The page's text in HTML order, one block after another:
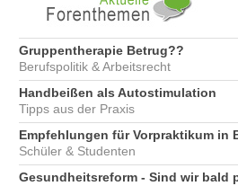
Gruppentherapie Betrug??
Berufspolitik & Arbeitsrecht
Handbeißen als Autostimulation
Tipps aus der Praxis
Empfehlungen für Vorpraktikum in
Schüler & Studenten
Gesundheitsreform - Sind wir bald